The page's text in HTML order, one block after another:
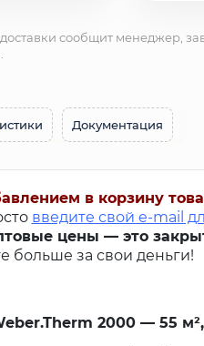
сообщит менеджер,
Документация
в корзину
введите свой e-mail
цены — это
больше за свои деньги!
2000 — 55